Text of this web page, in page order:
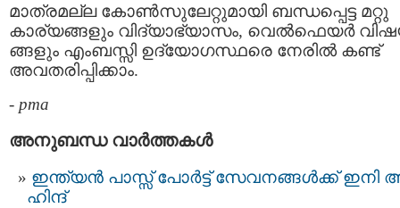
മാത്രമല്ല കോണ്‍സുലേറ്റുമായി ബന്ധപ്പെട്ട മറ്റു
കാര്യങ്ങളും വിദ്യാഭ്യാസം, വെല്‍ഫെയര്‍
ങ്ങളും എംബസ്സി ഉദ്യോഗസ്ഥരെ നേരില്‍ കണ്ട്
അവതരിപ്പിക്കാം.
- pma
അനുബന്ധ വാര്‍ത്തകള്‍
ഇന്ത്യന്‍ പാസ്സ്‌ പോർട്ട് സേവനങ്ങള്‍ക്ക് ഇനി
ഹിന്ദ്